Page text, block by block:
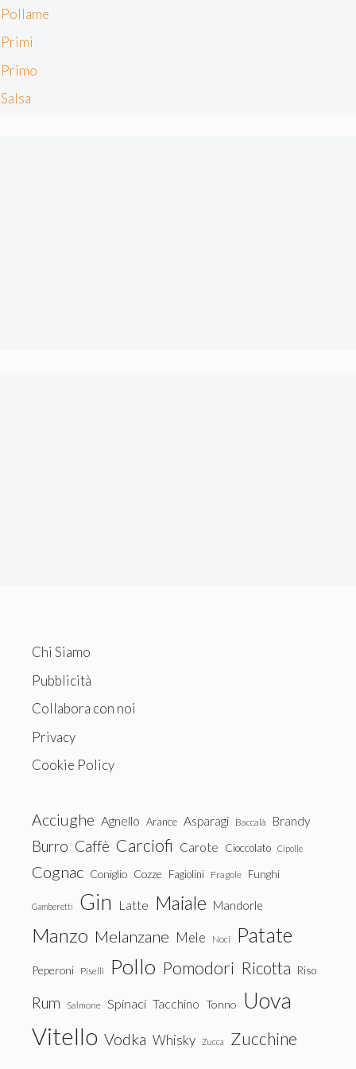
Pollame
Primi
Primo
Salsa
Chi Siamo
Pubblicità
Collabora con noi
Privacy
Cookie Policy
Acciughe Agnello Arance Asparagi Baccalà Brandy
Burro Caffè Carciofi Carote Cioccolato Cipolle
Cognac Coniglio Cozze Fagiolini Fragole Funghi
Gamberetti Gin Latte Maiale Mandorle
Manzo Melanzane Mele Noci Patate
Peperoni Piselli Pollo Pomodori Ricotta Riso
Rum Salmone Spinaci Tacchino Tonno Uova
Vitello Vodka Whisky Zucca Zucchine